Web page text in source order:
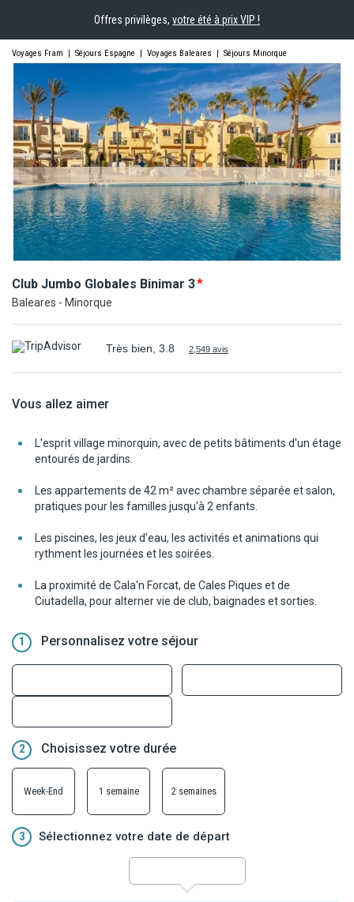
Offres privilèges, votre été à prix VIP !
Voyages Fram | Séjours Espagne | Voyages Baleares | Séjours Minorque
Club Jumbo Globales Binimar 3
Baleares - Minorque
Très bien, 3.8 2,549 avis
Vous allez aimer
L'esprit village minorquin, avec de petits bâtiments d'un étage
entourés de jardins.
Les appartements de 42 m² avec chambre séparée et salon,
pratiques pour les familles jusqu'à 2 enfants.
Les piscines, les jeux d'eau, les activités et animations qui
rythment les journées et les soirées.
La proximité de Cala'n Forcat, de Cales Piques et de
Ciutadella, pour alterner vie de club, baignades et sorties.
1 Personnalisez votre séjour
2 Choisissez votre durée
Week-End 1 semaine 2 semaines
3 Sélectionnez votre date de départ